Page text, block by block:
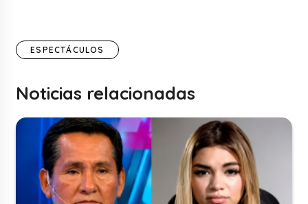
ESPECTÁCULOS
Noticias relacionadas